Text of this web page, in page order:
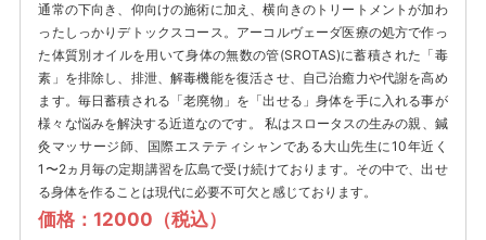
通常の下向き、仰向けの施術に加え、横向きのトリートメントが加わ
ったしっかりデトックスコース。アーコルヴェーダ医療の処方で作っ
た体質別オイルを用いて身体の無数の管(SROTAS)に蓄積された「毒
素」を排除し、排泄、解毒機能を復活させ、自己治癒力や代謝を高め
ます。毎日蓄積される「老廃物」を「出せる」身体を手に入れる事が
様々な悩みを解決する近道なのです。 私はスロータスの生みの親、鍼
灸マッサージ師、国際エステティシャンである大山先生に10年近く
1〜2ヵ月毎の定期講習を広島で受け続けております。その中で、出せ
る身体を作ることは現代に必要不可欠と感じております。
価格：12000（税込）